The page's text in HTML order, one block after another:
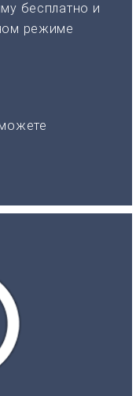
бесплатно и
режиме